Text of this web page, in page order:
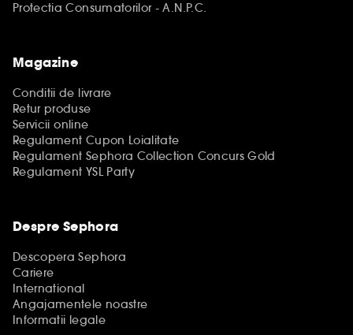
Protectia Consumatorilor - A.N.P.C.
Magazine
Conditii de livrare
Retur produse
Servicii online
Regulament Cupon Loialitate
Regulament Sephora Collection Concurs Gold
Regulament YSL Party
Despre Sephora
Descopera Sephora
Cariere
International
Angajamentele noastre
Informatii legale